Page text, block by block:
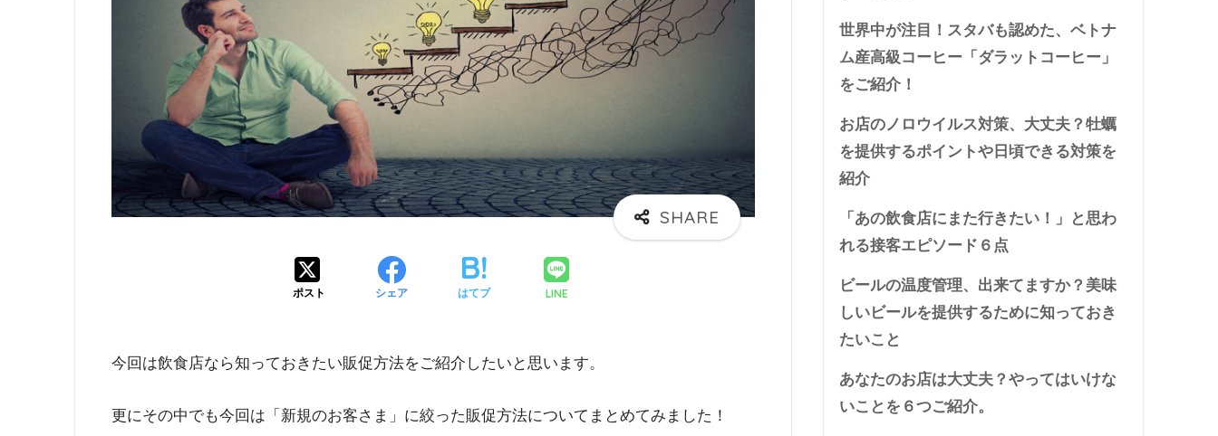
ポスト シェア はてブ LINE
今回は飲食店なら知っておきたい販促方法をご紹介したいと思います。
更にその中でも今回は「新規のお客さま」に絞った販促方法についてまとめてみました！
世界中が注目！スタバも認めた、ベトナ
ム産高級コーヒー「ダラットコーヒー」
をご紹介！
お店のノロウイルス対策、大丈夫？牡蠣
を提供するポイントや日頃できる対策を
紹介
「あの飲食店にまた行きたい！」と思わ
れる接客エピソード６点
ビールの温度管理、出来てますか？美味
しいビールを提供するために知っておき
たいこと
あなたのお店は大丈夫？やってはいけな
いことを６つご紹介。